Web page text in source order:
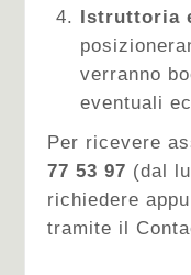
Istruttoria
verranno
eventuali
Per ricevere
77 53 97 (dal
richiedere
tramite il